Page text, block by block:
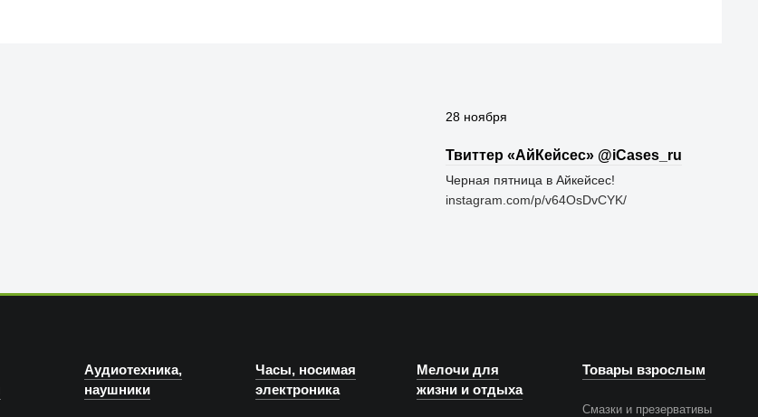
28 ноября
Твиттер «АйКейсес» ‏@iCases_ru
Черная пятница в Айкейсес!
instagram.com/p/v64OsDvCYK/
Аудиотехника,
наушники
Часы, носимая
электроника
Мелочи для
жизни и отдыха
Товары взрослым
Смазки и презервативы